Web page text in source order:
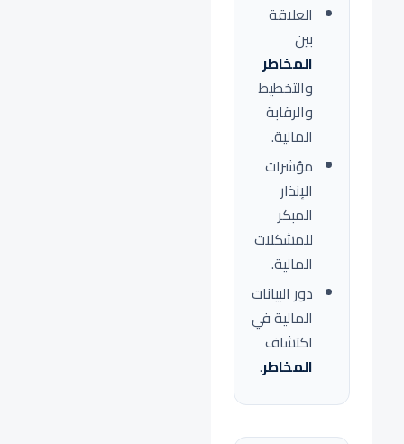
العلاقة
بين
المخاطر
والتخطيط
والرقابة
المالية.
مؤشرات
الإنذار
المبكر
للمشكلات
المالية.
دور البيانات
المالية في
اكتشاف
المخاطر.